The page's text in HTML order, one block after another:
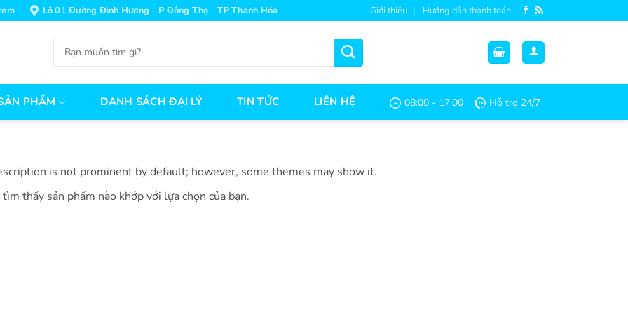
Lô 01 Đường Đình Hương - P Đông Thọ - TP Thanh Hóa Giới thiệu Hướng dẫn thanh toán
kiếm:
PHẨM DANH SÁCH ĐẠI LÝ TIN TỨC LIÊN HỆ 08:00 - 17:00 Hỗ trợ 24/7
is not prominent by default; however, some themes may show it.
tìm thấy sản phẩm nào khớp với lựa chọn của bạn.